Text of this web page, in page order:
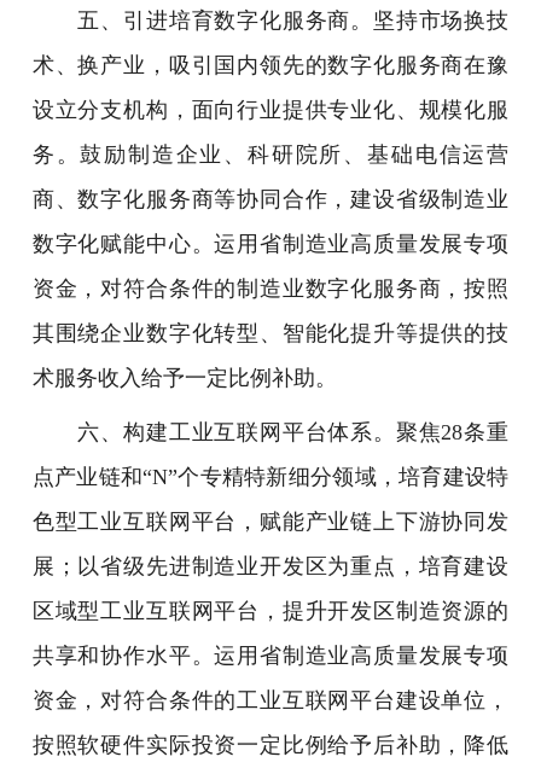
五、引进培育数字化服务商。坚持市场换技
术、换产业，吸引国内领先的数字化服务商在豫
设立分支机构，面向行业提供专业化、规模化服
务。鼓励制造企业、科研院所、基础电信运营
商、数字化服务商等协同合作，建设省级制造业
数字化赋能中心。运用省制造业高质量发展专项
资金，对符合条件的制造业数字化服务商，按照
其围绕企业数字化转型、智能化提升等提供的技
术服务收入给予一定比例补助。
六、构建工业互联网平台体系。聚焦28条重
点产业链和“N”个专精特新细分领域，培育建设特
色型工业互联网平台，赋能产业链上下游协同发
展；以省级先进制造业开发区为重点，培育建设
区域型工业互联网平台，提升开发区制造资源的
共享和协作水平。运用省制造业高质量发展专项
资金，对符合条件的工业互联网平台建设单位，
按照软硬件实际投资一定比例给予后补助，降低